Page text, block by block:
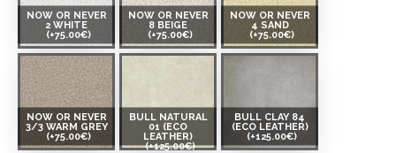
NOW OR NEVER
2 WHITE
(+75.00€)
NOW OR NEVER
8 BEIGE
(+75.00€)
NOW OR NEVER
4 SAND
(+75.00€)
NOW OR NEVER
3/3 WARM GREY
(+75.00€)
BULL NATURAL
01 (ECO
LEATHER)
(+125.00€)
BULL CLAY 84
(ECO LEATHER)
(+125.00€)